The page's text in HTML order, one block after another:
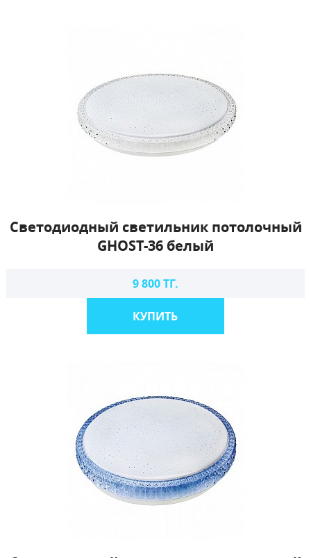
Светодиодный светильник потолочный
GHOST-36 белый
9 800 ТГ.
КУПИТЬ